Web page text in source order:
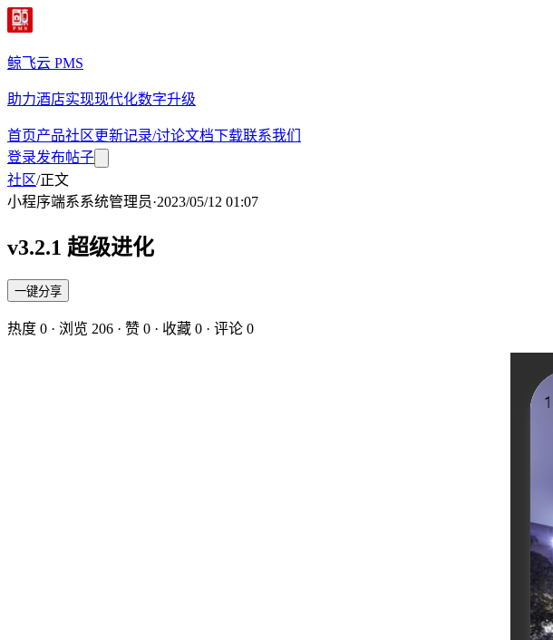
鲸飞云 PMS
助力酒店实现现代化数字升级
首页产品社区更新记录/讨论文档下载联系我们
登录发布帖子
社区/正文
小程序端系系统管理员·2023/05/12 01:07
v3.2.1 超级进化
一键分享
热度 0 · 浏览 206 · 赞 0 · 收藏 0 · 评论 0